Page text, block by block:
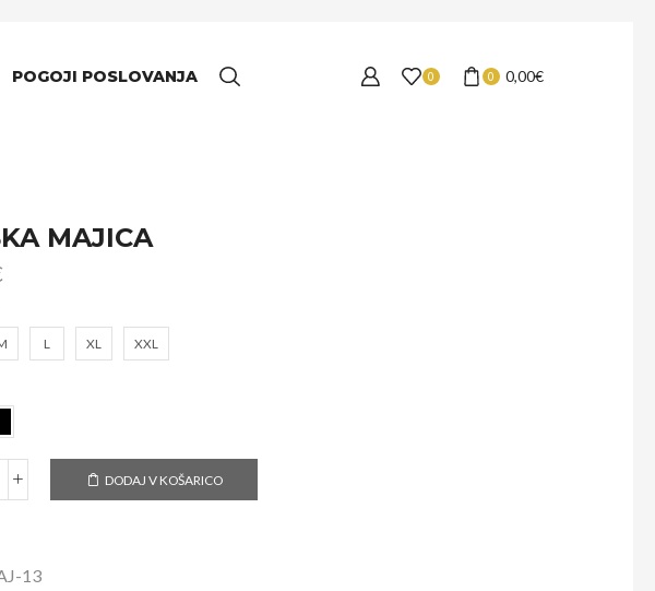
POGOJI POSLOVANJA 0 0 0,00€
MAJICA
L XL XXL
DODAJ V KOŠARICO
13